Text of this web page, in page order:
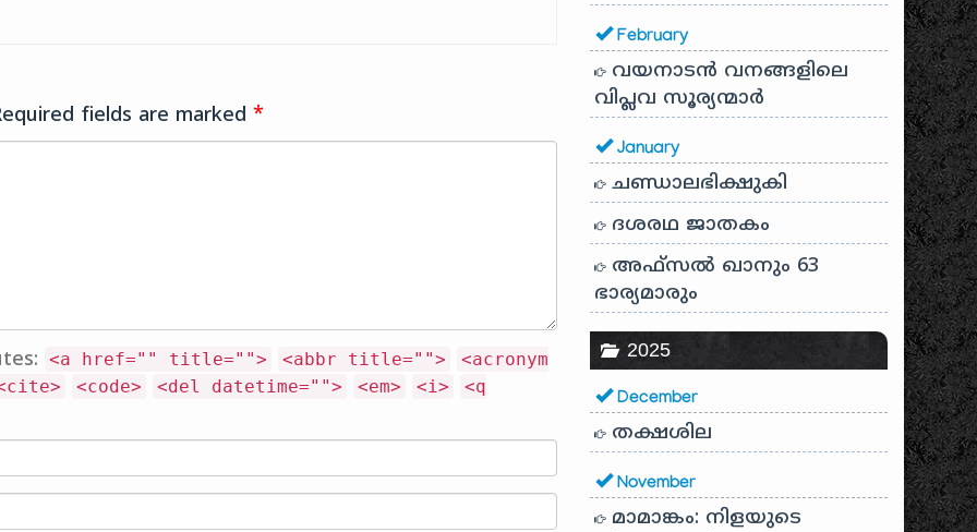
fields are marked*
<a href="" title=""> <abbr title="">
<acronym
<code> <del datetime=""> <em> <i>
<q
February
വയനാടൻ വനങ്ങളിലെ
വിപ്ലവ സൂര്യന്മാർ
January
ചണ്ഡാലഭിക്ഷുകി
ദശരഥ ജാതകം
അഫ്സൽ ഖാനും 63
ഭാര്യമാരും
2025
December
തക്ഷശില
November
മാമാങ്കം: നിളയുടെ